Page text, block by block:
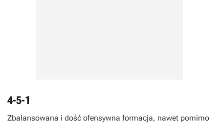
4-5-1
Zbalansowana i dość ofensywna formacja, nawet pomimo